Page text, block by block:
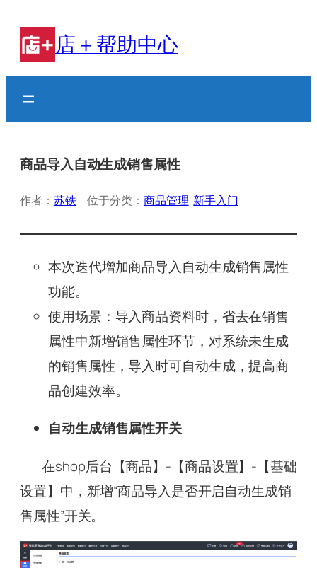
店＋帮助中心
商品导入自动生成销售属性
作者： 苏铁位于分类： 商品管理, 新手入门
本次迭代增加商品导入自动生成销售属性
功能。
使用场景：导入商品资料时，省去在销售
属性中新增销售属性环节，对系统未生成
的销售属性，导入时可自动生成，提高商
品创建效率。
自动生成销售属性开关
在shop后台【商品】-【商品设置】-【基础
设置】中，新增“商品导入是否开启自动生成销
售属性”开关。